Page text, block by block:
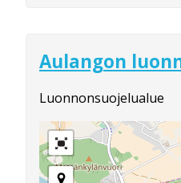
Aulangon
Luonnonsuojelualue